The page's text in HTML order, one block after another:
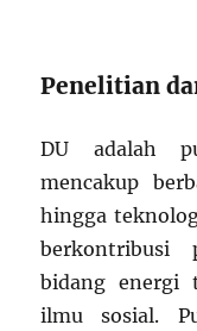
Penelitian
DU adalah
mencakup
hingga
berkontribusi
bidang energi
ilmu sosial.